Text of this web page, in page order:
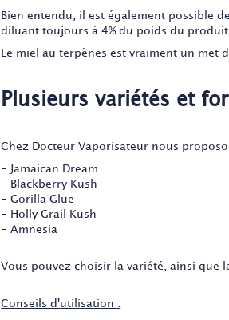
Bien entendu, il est également possible
diluant toujours à 4% du poids du produit
Le miel au terpènes est vraiment un met
Plusieurs variétés et
Chez Docteur Vaporisateur nous
- Jamaican Dream
- Blackberry Kush
- Gorilla Glue
- Holly Grail Kush
- Amnesia
Vous pouvez choisir la variété, ainsi que
Conseils d'utilisation :